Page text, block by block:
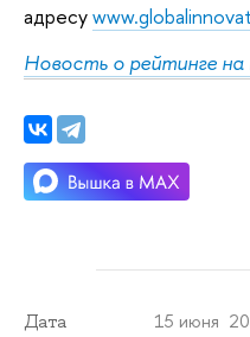
адресу
Новость о рейтинге
Дата 15 июня